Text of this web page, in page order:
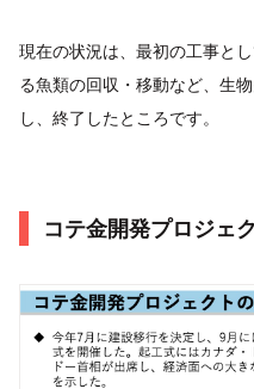
現在の状況は、最初の工事と
る魚類の回収・移動など、生
し、終了したところです。
コテ金開発プロジェ